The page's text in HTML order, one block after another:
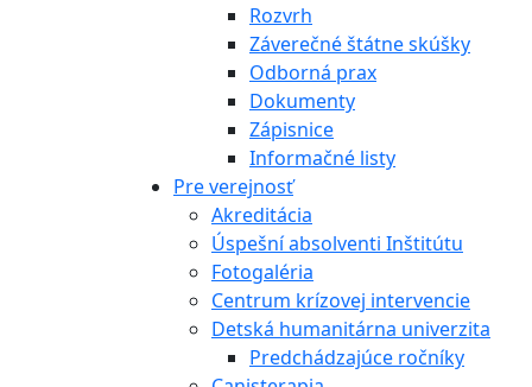
Rozvrh
Záverečné štátne skúšky
Odborná prax
Dokumenty
Zápisnice
Informačné listy
Pre verejnosť
Akreditácia
Úspešní absolventi Inštitútu
Fotogaléria
Centrum krízovej intervencie
Detská humanitárna univerzita
Predchádzajúce ročníky